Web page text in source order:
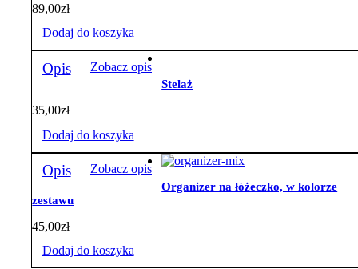
89,00zł
Dodaj do koszyka
Opis Zobacz opis
Stelaż
35,00zł
Dodaj do koszyka
Opis Zobacz opis
Organizer na łóżeczko, w kolorze
zestawu
45,00zł
Dodaj do koszyka